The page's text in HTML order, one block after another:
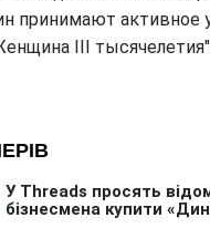
принимают активное
ІІІ